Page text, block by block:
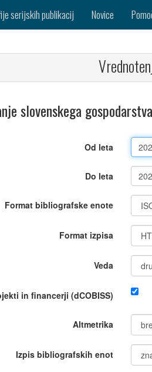
serijskih publikacij Novice
slovenskega
Od leta
Do leta
Format bibliografske enote
Format izpisa
Veda
in financerji (dCOBISS)
Altmetrika
Izpis bibliografskih enot